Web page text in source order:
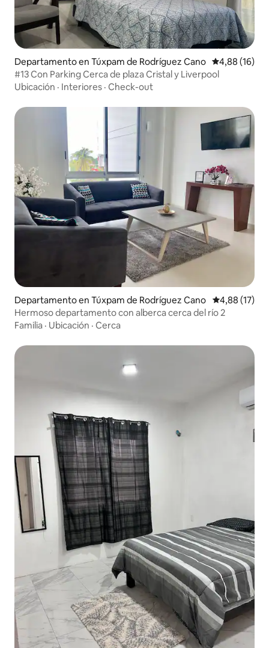
Departamento en Túxpam de Rodríguez Cano Calificación
4,88 (16)
#13 Con Parking Cerca de plaza Cristal y Liverpool
Ubicación · Interiores · Check-out
Departamento en Túxpam de Rodríguez Cano Calificación
4,88 (17)
Hermoso departamento con alberca cerca del río 2
Familia · Ubicación · Cerca